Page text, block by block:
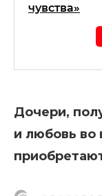
чувства»
Дочери,
и любовь во